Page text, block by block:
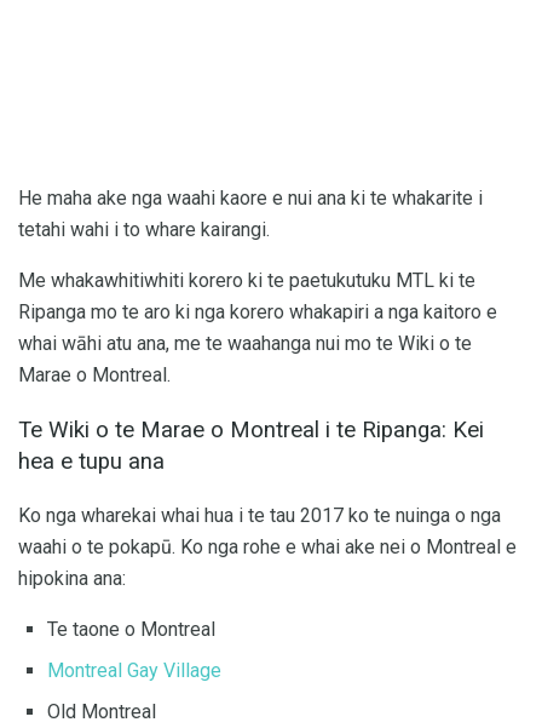
He maha ake nga waahi kaore e nui ana ki te whakarite i
tetahi wahi i to whare kairangi.
Me whakawhitiwhiti korero ki te paetukutuku MTL ki te
Ripanga mo te aro ki nga korero whakapiri a nga kaitoro e
whai wāhi atu ana, me te waahanga nui mo te Wiki o te
Marae o Montreal.
Te Wiki o te Marae o Montreal i te Ripanga: Kei
hea e tupu ana
Ko nga wharekai whai hua i te tau 2017 ko te nuinga o nga
waahi o te pokapū. Ko nga rohe e whai ake nei o Montreal e
hipokina ana:
Te taone o Montreal
Montreal Gay Village
Old Montreal